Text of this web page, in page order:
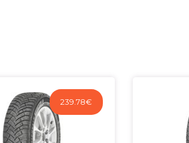
239.78€